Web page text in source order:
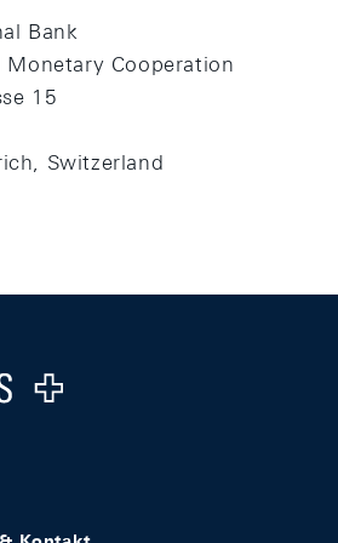
Bank
Cooperation
15
Switzerland